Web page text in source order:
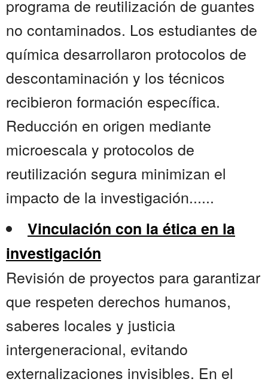
programa de reutilización de guantes
no contaminados. Los estudiantes de
química desarrollaron protocolos de
descontaminación y los técnicos
recibieron formación específica.
Reducción en origen mediante
microescala y protocolos de
reutilización segura minimizan el
impacto de la investigación......
Vinculación con la ética en la
investigación
Revisión de proyectos para garantizar
que respeten derechos humanos,
saberes locales y justicia
intergeneracional, evitando
externalizaciones invisibles. En el